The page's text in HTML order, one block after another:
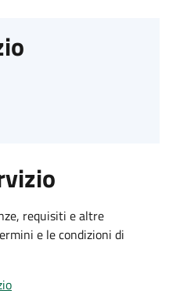
requisiti e altre
e le condizioni di